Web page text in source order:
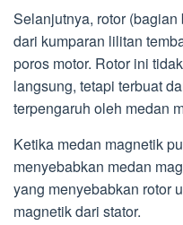
Selanjutnya, rotor (bagian
dari kumparan lilitan
poros motor. Rotor ini
langsung, tetapi terbuat
terpengaruh oleh medan
Ketika medan magnetik
menyebabkan medan
yang menyebabkan rotor
magnetik dari stator.